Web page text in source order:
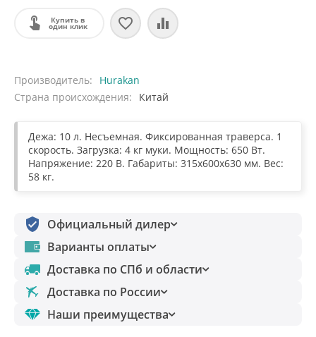
Купить в
один клик
Производитель
Hurakan
Страна происхождения
Китай
Дежа: 10 л. Несъемная. Фиксированная траверса. 1
скорость. Загрузка: 4 кг муки. Мощность: 650 Вт.
Напряжение: 220 В. Габариты: 315x600x630 мм. Вес:
58 кг.
Официальный дилер
Варианты оплаты
Доставка по СПб и области
Доставка по России
Наши преимущества